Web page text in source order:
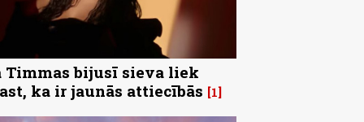
Timmas bijusī sieva liek
ka ir jaunās attiecībās 1